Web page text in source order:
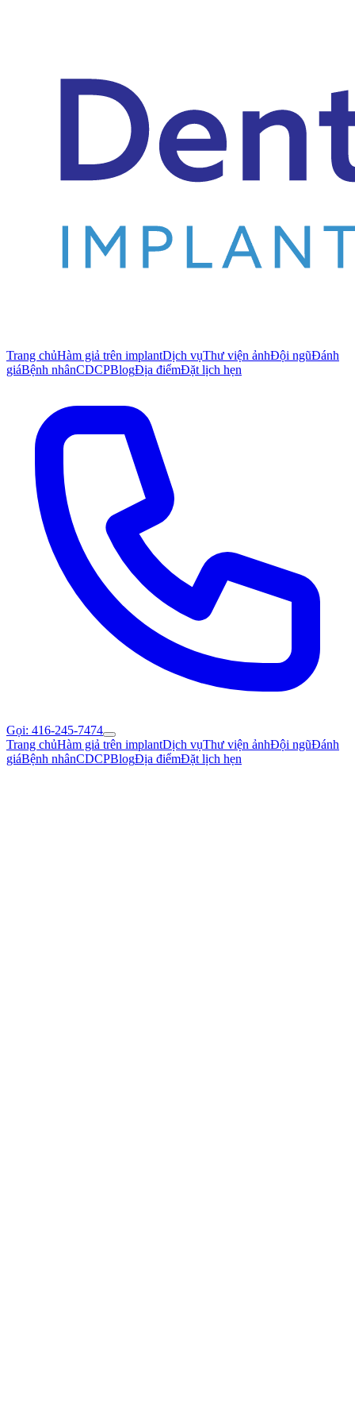
Trang chủHàm giả trên implantDịch vụThư viện ảnhĐội ngũĐánh
giáBệnh nhânCDCPBlogĐịa điểmĐặt lịch hẹn
Gọi: 416-245-7474
Trang chủHàm giả trên implantDịch vụThư viện ảnhĐội ngũĐánh
giáBệnh nhânCDCPBlogĐịa điểmĐặt lịch hẹn